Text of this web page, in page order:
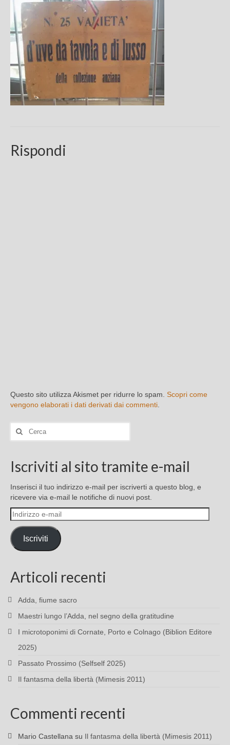
Chi sono
FAQ
Contatti
Rispondi
Questo sito utilizza Akismet per ridurre lo spam. Scopri come
vengono elaborati i dati derivati dai commenti
Cerca:
Iscriviti al sito tramite e-mail
Inserisci il tuo indirizzo e-mail per iscriverti a questo blog, e
ricevere via e-mail le notifiche di nuovi post.
Indirizzo
e-
mail
Iscriviti
Articoli recenti
Adda, fiume sacro
Maestri lungo l’Adda, nel segno della gratitudine
I microtoponimi di Cornate, Porto e Colnago (Biblion Editore
2025)
Passato Prossimo (Selfself 2025)
Il fantasma della libertà (Mimesis 2011)
Commenti recenti
Mario Castellana su Il fantasma della libertà (Mimesis 2011)